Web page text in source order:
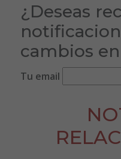
¿Deseas
cambios
Tu email